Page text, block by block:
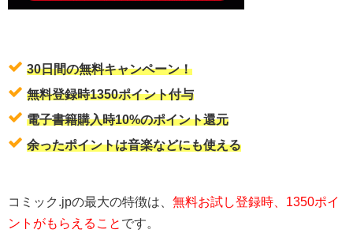
30日間の無料キャンペーン！
無料登録時1350ポイント付与
電子書籍購入時10%のポイント還元
余ったポイントは音楽などにも使える
コミック.jpの最大の特徴は、 無料お試し登録時、1350ポイ
ントがもらえること です。